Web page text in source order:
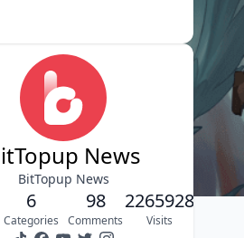
News
BitTopup News
6
Categories
98
Comments
2265928
Visits